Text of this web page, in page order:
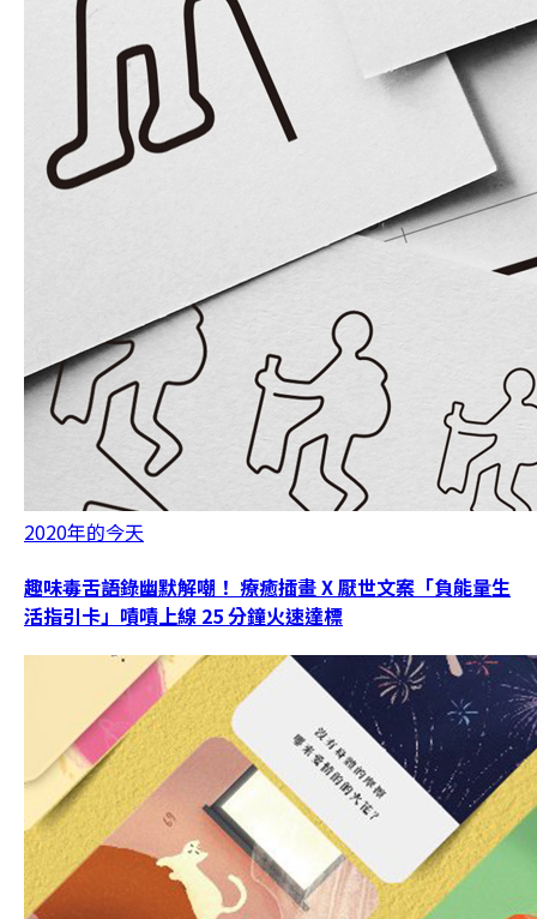
2020年的今天
趣味毒舌語錄幽默解嘲！ 療癒插畫 X 厭世文案「負能量生
活指引卡」嘖嘖上線 25 分鐘火速達標